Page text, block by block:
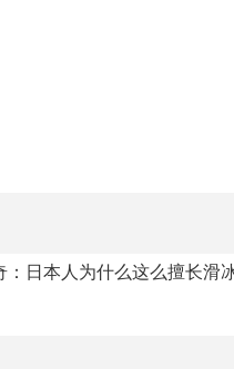
日本人为什么这么擅长滑